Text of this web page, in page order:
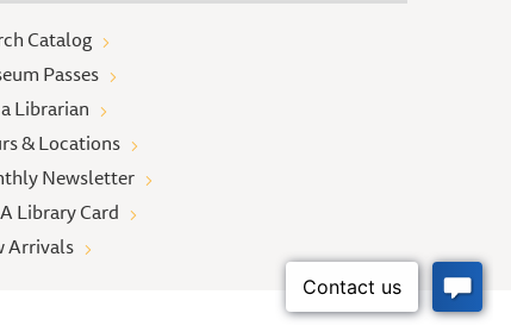
Catalog
Passes
Librarian
& Locations
Newsletter
Library Card
Arrivals